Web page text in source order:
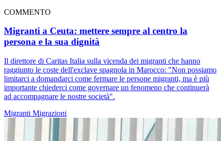
COMMENTO
Migranti a Ceuta: mettere sempre al centro la
persona e la sua dignità
Il direttore di Caritas Italia sulla vicenda dei migranti che hanno
raggiunto le coste dell'exclave spagnola in Marocco: "Non possiamo
limitarci a domandarci come fermare le persone migranti, ma è più
importante chiederci come governare un fenomeno che continuerà
ad accompagnare le nostre società".
Migranti Migrazioni